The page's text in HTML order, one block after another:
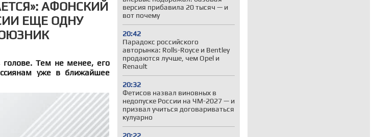
версия прибавила 20 тысяч — и
вот почему
20:42
Парадокс российского
авторынка: Rolls-Royce и Bentley
продаются лучше, чем Opel и
Renault
20:32
Фетисов назвал виновных в
недопуске России на ЧМ-2027 — и
призвал учиться договариваться
кулуарно
АФОНСКИЙ
ЕЩЕ ОДНУ
голове. Тем не менее, его
уже в ближайшее